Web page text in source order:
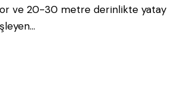
ve 20-30 metre derinlikte yatay